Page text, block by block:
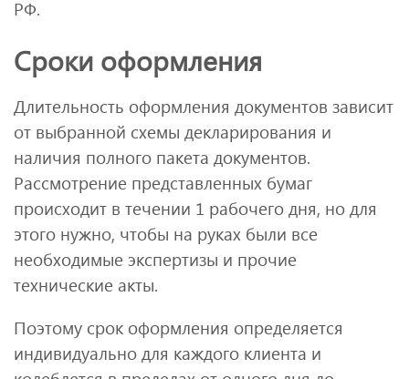
РФ.
Сроки оформления
Длительность оформления документов зависит
от выбранной схемы декларирования и
наличия полного пакета документов.
Рассмотрение представленных бумаг
происходит в течении 1 рабочего дня, но для
этого нужно, чтобы на руках были все
необходимые экспертизы и прочие
технические акты.
Поэтому срок оформления определяется
индивидуально для каждого клиента и